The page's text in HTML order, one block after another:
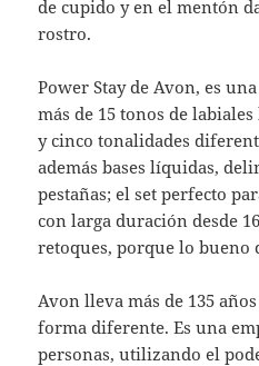
de cupido y en el mentón
rostro.
Power Stay de Avon, es
más de 15 tonos de
y cinco tonalidades
además bases líquidas,
pestañas; el set perfecto
con larga duración desde
retoques, porque lo bueno
Avon lleva más de 135
forma diferente. Es una
personas, utilizando el